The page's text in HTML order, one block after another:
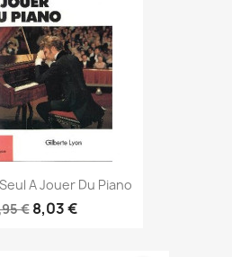
A Jouer Du Piano
€ 8,03 €